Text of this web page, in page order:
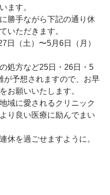
ます。
勝手ながら下記の通り休
いただきます。
日（土）〜5月6日（月）
処方など25日・26日・5
が予想されますので、お早
お願いいたします。
域に愛されるクリニック
り良い医療に励んでまい
休を過ごせますように。